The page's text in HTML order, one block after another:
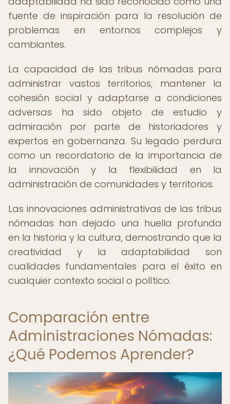
fuente de inspiración para la resolución de
problemas en entornos complejos y
cambiantes.
La capacidad de las tribus nómadas para
administrar vastos territorios, mantener la
cohesión social y adaptarse a condiciones
adversas ha sido objeto de estudio y
admiración por parte de historiadores y
expertos en gobernanza. Su legado perdura
como un recordatorio de la importancia de
la innovación y la flexibilidad en la
administración de comunidades y territorios.
Las innovaciones administrativas de las tribus
nómadas han dejado una huella profunda
en la historia y la cultura, demostrando que la
creatividad y la adaptabilidad son
cualidades fundamentales para el éxito en
cualquier contexto social o político.
Comparación entre
Administraciones Nómadas:
¿Qué Podemos Aprender?